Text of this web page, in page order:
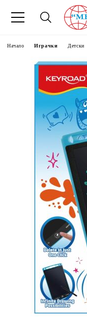
Начало Играчки Детски